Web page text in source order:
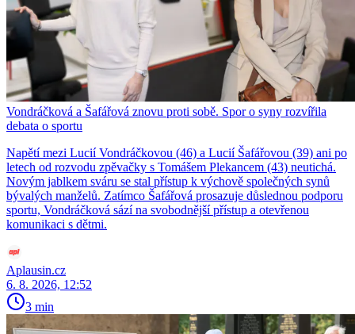
Vondráčková a Šafářová znovu proti sobě. Spor o syny rozvířila
debata o sportu
Napětí mezi Lucií Vondráčkovou (46) a Lucií Šafářovou (39) ani po
letech od rozvodu zpěvačky s Tomášem Plekancem (43) neutichá.
Novým jablkem sváru se stal přístup k výchově společných synů
bývalých manželů. Zatímco Šafářová prosazuje důslednou podporu
sportu, Vondráčková sází na svobodnější přístup a otevřenou
komunikaci s dětmi.
Aplausin.cz
6. 8. 2026, 12:52
3 min